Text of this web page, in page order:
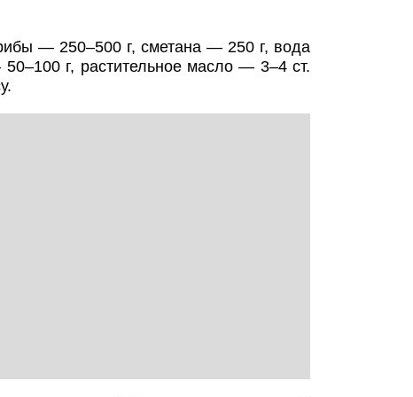
— 250–500 г, сметана — 250 г, вода
г, растительное масло — 3–4 ст.